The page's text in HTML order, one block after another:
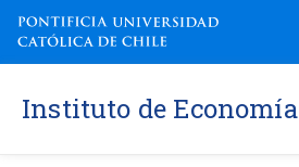
Instituto de Economía